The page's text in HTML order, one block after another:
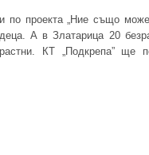
по проекта „Ние също
А в Златарица 20
КТ „Подкрепа” ще